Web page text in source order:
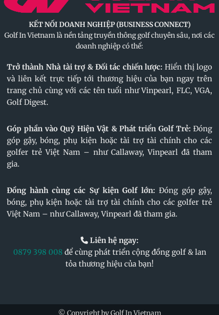
KẾT NỐI DOANH NGHIỆP (BUSINESS CONNECT)
Golf In Vietnam là nền tảng truyền thông golf chuyên sâu, nơi các
doanh nghiệp có thể:
Trở thành Nhà tài trợ & Đối tác chiến lược: Hiển thị logo
và liên kết trực tiếp tới thương hiệu của bạn ngay trên
trang chủ cùng với các tên tuổi như Vinpearl, FLC, VGA,
Golf Digest.
Góp phần vào Quỹ Hiện Vật & Phát triển Golf Trẻ: Đóng
góp gậy, bóng, phụ kiện hoặc tài trợ tài chính cho các
golfer trẻ Việt Nam – như Callaway, Vinpearl đã tham
gia.
Đồng hành cùng các Sự kiện Golf lớn: Đóng góp gậy,
bóng, phụ kiện hoặc tài trợ tài chính cho các golfer trẻ
Việt Nam – như Callaway, Vinpearl đã tham gia.
Liên hệ ngay:
0879 398 008 để cùng phát triển cộng đồng golf & lan
tỏa thương hiệu của bạn!
© Copyright by Golf In Vietnam